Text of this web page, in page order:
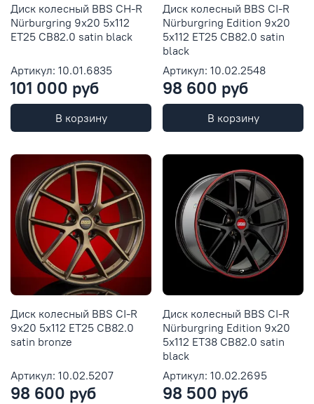
Диск колесный BBS CH-R
Nürburgring 9x20 5x112
ET25 CB82.0 satin black
Артикул: 10.01.6835
101 000 руб
В корзину
Диск колесный BBS CI-R
Nürburgring Edition 9x20
5x112 ET25 CB82.0 satin
black
Артикул: 10.02.2548
98 600 руб
В корзину
Диск колесный BBS CI-R
9x20 5x112 ET25 CB82.0
satin bronze
Артикул: 10.02.5207
98 600 руб
Диск колесный BBS CI-R
Nürburgring Edition 9x20
5x112 ET38 CB82.0 satin
black
Артикул: 10.02.2695
98 500 руб